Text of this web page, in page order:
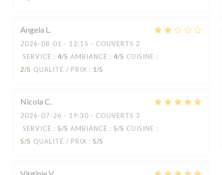
Angela L
2026-08-01 - 12:15 - COUVERTS 2
SERVICE : 4/5 AMBIANCE : 4/5 CUISINE :
2/5 QUALITÉ / PRIX : 1/5
Nicola C
2026-07-26 - 19:30 - COUVERTS 3
SERVICE : 5/5 AMBIANCE : 5/5 CUISINE :
5/5 QUALITÉ / PRIX : 5/5